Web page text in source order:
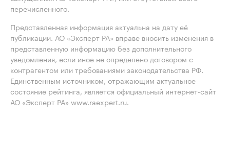
перечисленного.
Представленная информация актуальна на дату её
публикации. АО «Эксперт РА» вправе вносить изменения в
представленную информацию без дополнительного
уведомления, если иное не определено договором с
контрагентом или требованиями законодательства РФ.
Единственным источником, отражающим актуальное
состояние рейтинга, является официальный интернет-сайт
АО «Эксперт РА» www.raexpert.ru.